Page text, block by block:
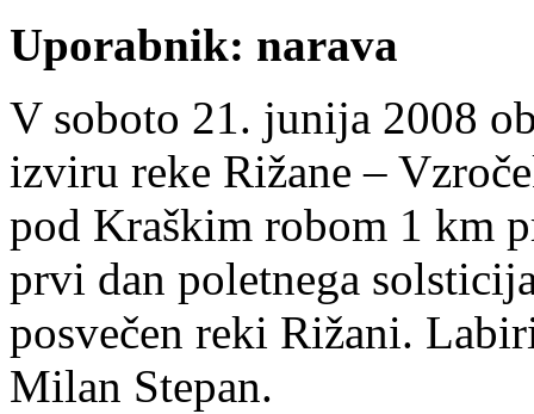
Uporabnik: narava
V soboto 21. junija 2008
izviru reke Rižane –
pod Kraškim robom 1 km
prvi dan poletnega
posvečen reki Rižani.
Milan Stepan.